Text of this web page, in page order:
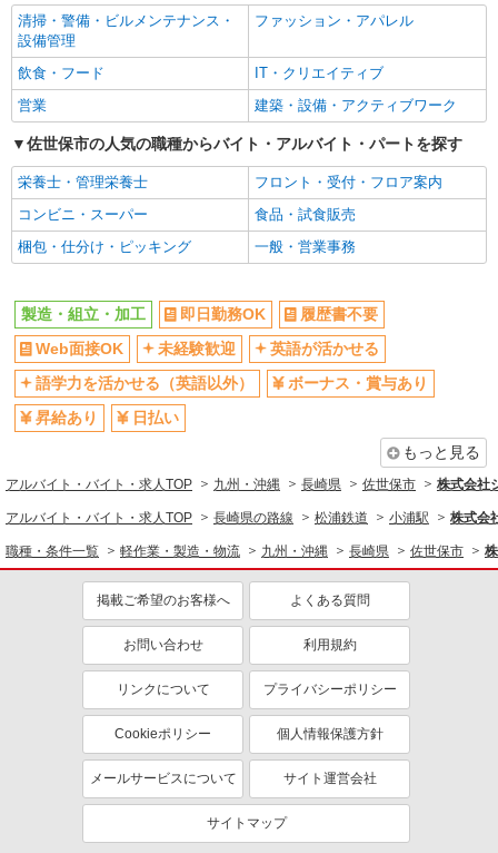
清掃・警備・ビルメンテナンス・
設備管理
ファッション・アパレル
飲食・フード
IT・クリエイティブ
営業
建築・設備・アクティブワーク
佐世保市の人気の職種からバイト・アルバイト・パートを探す
栄養士・管理栄養士
フロント・受付・フロア案内
コンビニ・スーパー
食品・試食販売
梱包・仕分け・ピッキング
一般・営業事務
製造・組立・加工 即日勤務OK
履歴書不要
Web面接OK
未経験歓迎
英語が活かせる
語学力を活かせる（英語以外）
ボーナス・賞与あり
昇給あり
日払い
もっと見る
アルバイト・バイト・求人TOP 九州・沖縄 長崎県 佐世保市 株式会社
アルバイト・バイト・求人TOP 長崎県の路線 松浦鉄道 小浦駅 株式会
職種・条件一覧 軽作業・製造・物流 九州・沖縄 長崎県 佐世保市
掲載ご希望のお客様へ よくある質問
お問い合わせ 利用規約
リンクについて プライバシーポリシー
Cookieポリシー 個人情報保護方針
メールサービスについて サイト運営会社
サイトマップ